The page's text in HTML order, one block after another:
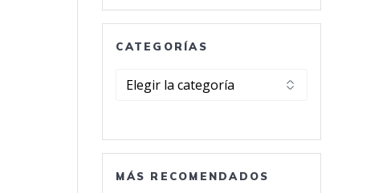
CATEGORÍAS
Categorías
MÁS RECOMENDADOS